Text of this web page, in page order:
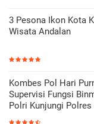
3 Pesona Ikon Kota
Wisata Andalan
Kombes Pol Hari
Supervisi Fungsi
Polri Kunjungi Polres